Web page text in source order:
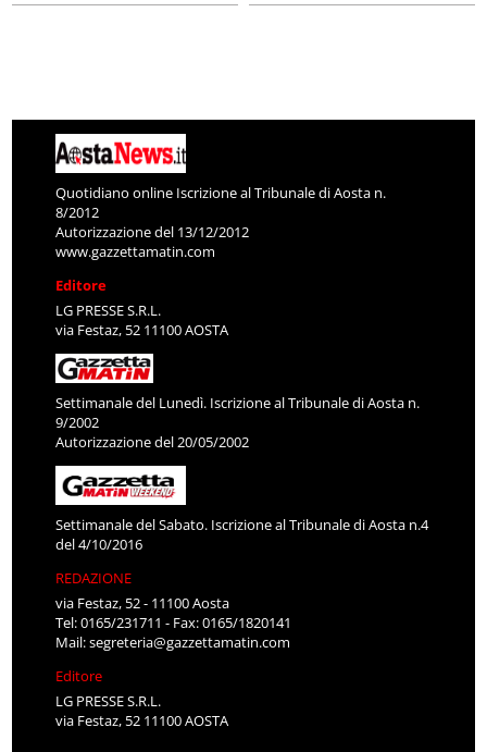
Quotidiano online Iscrizione al Tribunale di Aosta n.
8/2012
Autorizzazione del 13/12/2012
www.gazzettamatin.com
Editore
LG PRESSE S.R.L.
via Festaz, 52 11100 AOSTA
Settimanale del Lunedì. Iscrizione al Tribunale di Aosta n.
9/2002
Autorizzazione del 20/05/2002
Settimanale del Sabato. Iscrizione al Tribunale di Aosta n.4
del 4/10/2016
REDAZIONE
via Festaz, 52 - 11100 Aosta
Tel: 0165/231711 - Fax: 0165/1820141
Mail:segreteria@gazzettamatin.com
Editore
LG PRESSE S.R.L.
via Festaz, 52 11100 AOSTA